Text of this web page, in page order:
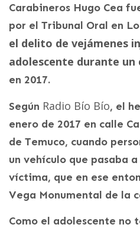
Carabineros Hugo Cea
por el Tribunal Oral en
el delito de vejámenes
adolescente durante
en 2017.
Según Radio Bío Bío, el
enero de 2017 en calle
de Temuco, cuando
un vehículo que pasaba
víctima, que en ese
Vega Monumental de la
Como el adolescente no